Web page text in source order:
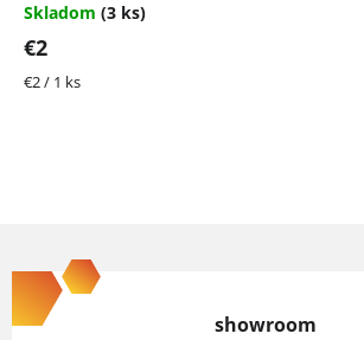
Skladom (3 ks)
€2
Jednotková
€2 / 1 ks
á
p
showroom